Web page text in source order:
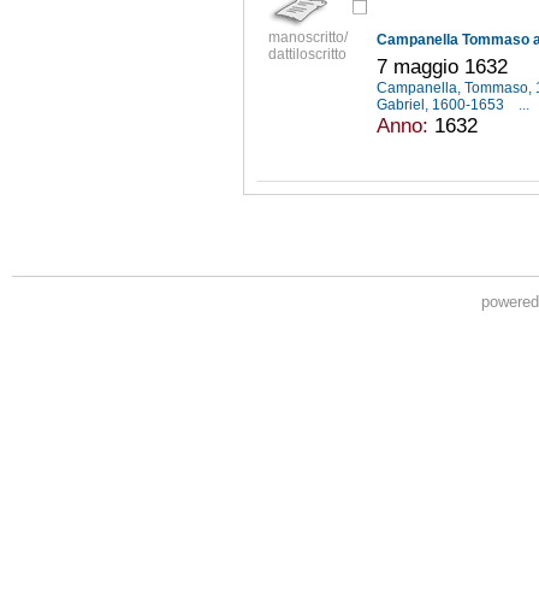
manoscritto/
dattiloscritto
Campanella Tommaso
7 maggio 1632
Campanella,
Gabriel, 1600-1653
...
Anno: 1632